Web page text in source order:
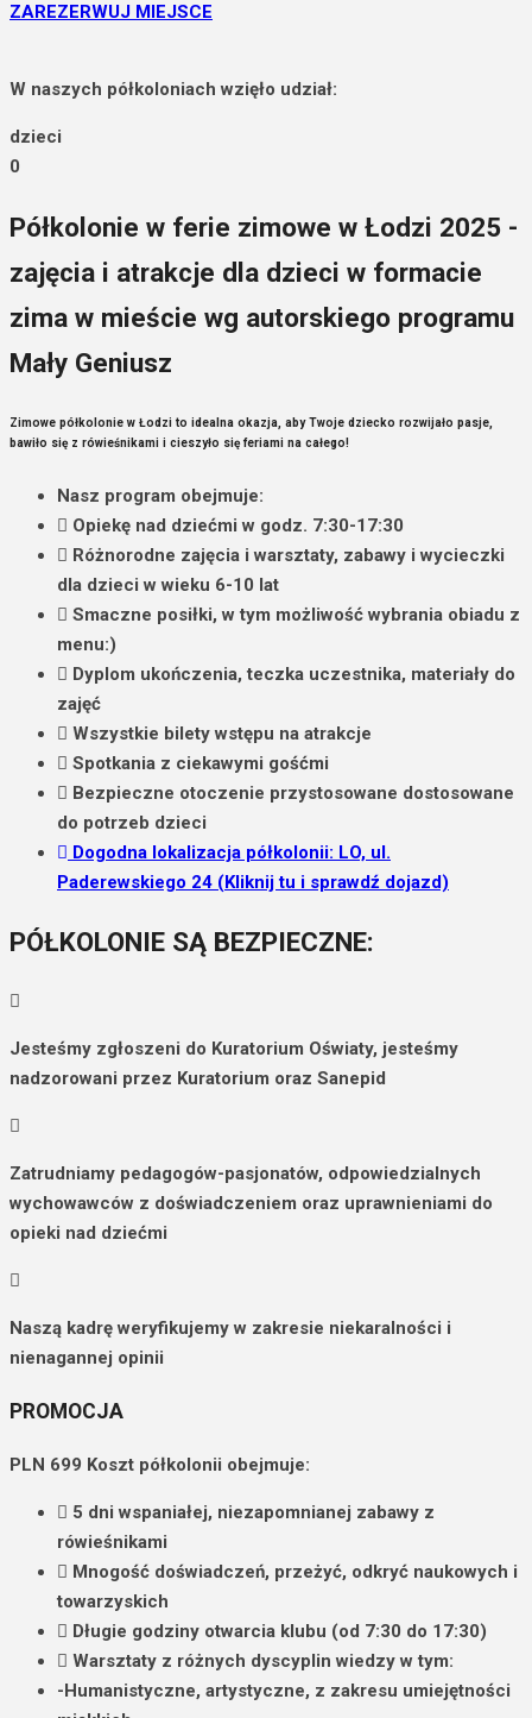
ZAREZERWUJ MIEJSCE
W naszych półkoloniach wzięło udział:
dzieci
0
Półkolonie w ferie zimowe w Łodzi 2025 -
zajęcia i atrakcje dla dzieci w formacie
zima w mieście wg autorskiego programu
Mały Geniusz
Zimowe półkolonie w Łodzi to idealna okazja, aby Twoje dziecko rozwijało pasje,
bawiło się z rówieśnikami i cieszyło się feriami na całego!
Nasz program obejmuje:
Opiekę nad dziećmi w godz. 7:30-17:30
Różnorodne zajęcia i warsztaty, zabawy i wycieczki
dla dzieci w wieku 6-10 lat
Smaczne posiłki, w tym możliwość wybrania obiadu z
menu:)
Dyplom ukończenia, teczka uczestnika, materiały do
zajęć
Wszystkie bilety wstępu na atrakcje
Spotkania z ciekawymi gośćmi
Bezpieczne otoczenie przystosowane dostosowane
do potrzeb dzieci
Dogodna lokalizacja półkolonii: LO, ul.
Paderewskiego 24 (Kliknij tu i sprawdź dojazd)
PÓŁKOLONIE SĄ BEZPIECZNE:
Jesteśmy zgłoszeni do Kuratorium Oświaty, jesteśmy
nadzorowani przez Kuratorium oraz Sanepid
Zatrudniamy pedagogów-pasjonatów, odpowiedzialnych
wychowawców z doświadczeniem oraz uprawnieniami do
opieki nad dziećmi
Naszą kadrę weryfikujemy w zakresie niekaralności i
nienagannej opinii
PROMOCJA
PLN 699 Koszt półkolonii obejmuje:
5 dni wspaniałej, niezapomnianej zabawy z
rówieśnikami
Mnogość doświadczeń, przeżyć, odkryć naukowych i
towarzyskich
Długie godziny otwarcia klubu (od 7:30 do 17:30)
Warsztaty z różnych dyscyplinwiedzy w tym:
-Humanistyczne, artystyczne, z zakresu umiejętności